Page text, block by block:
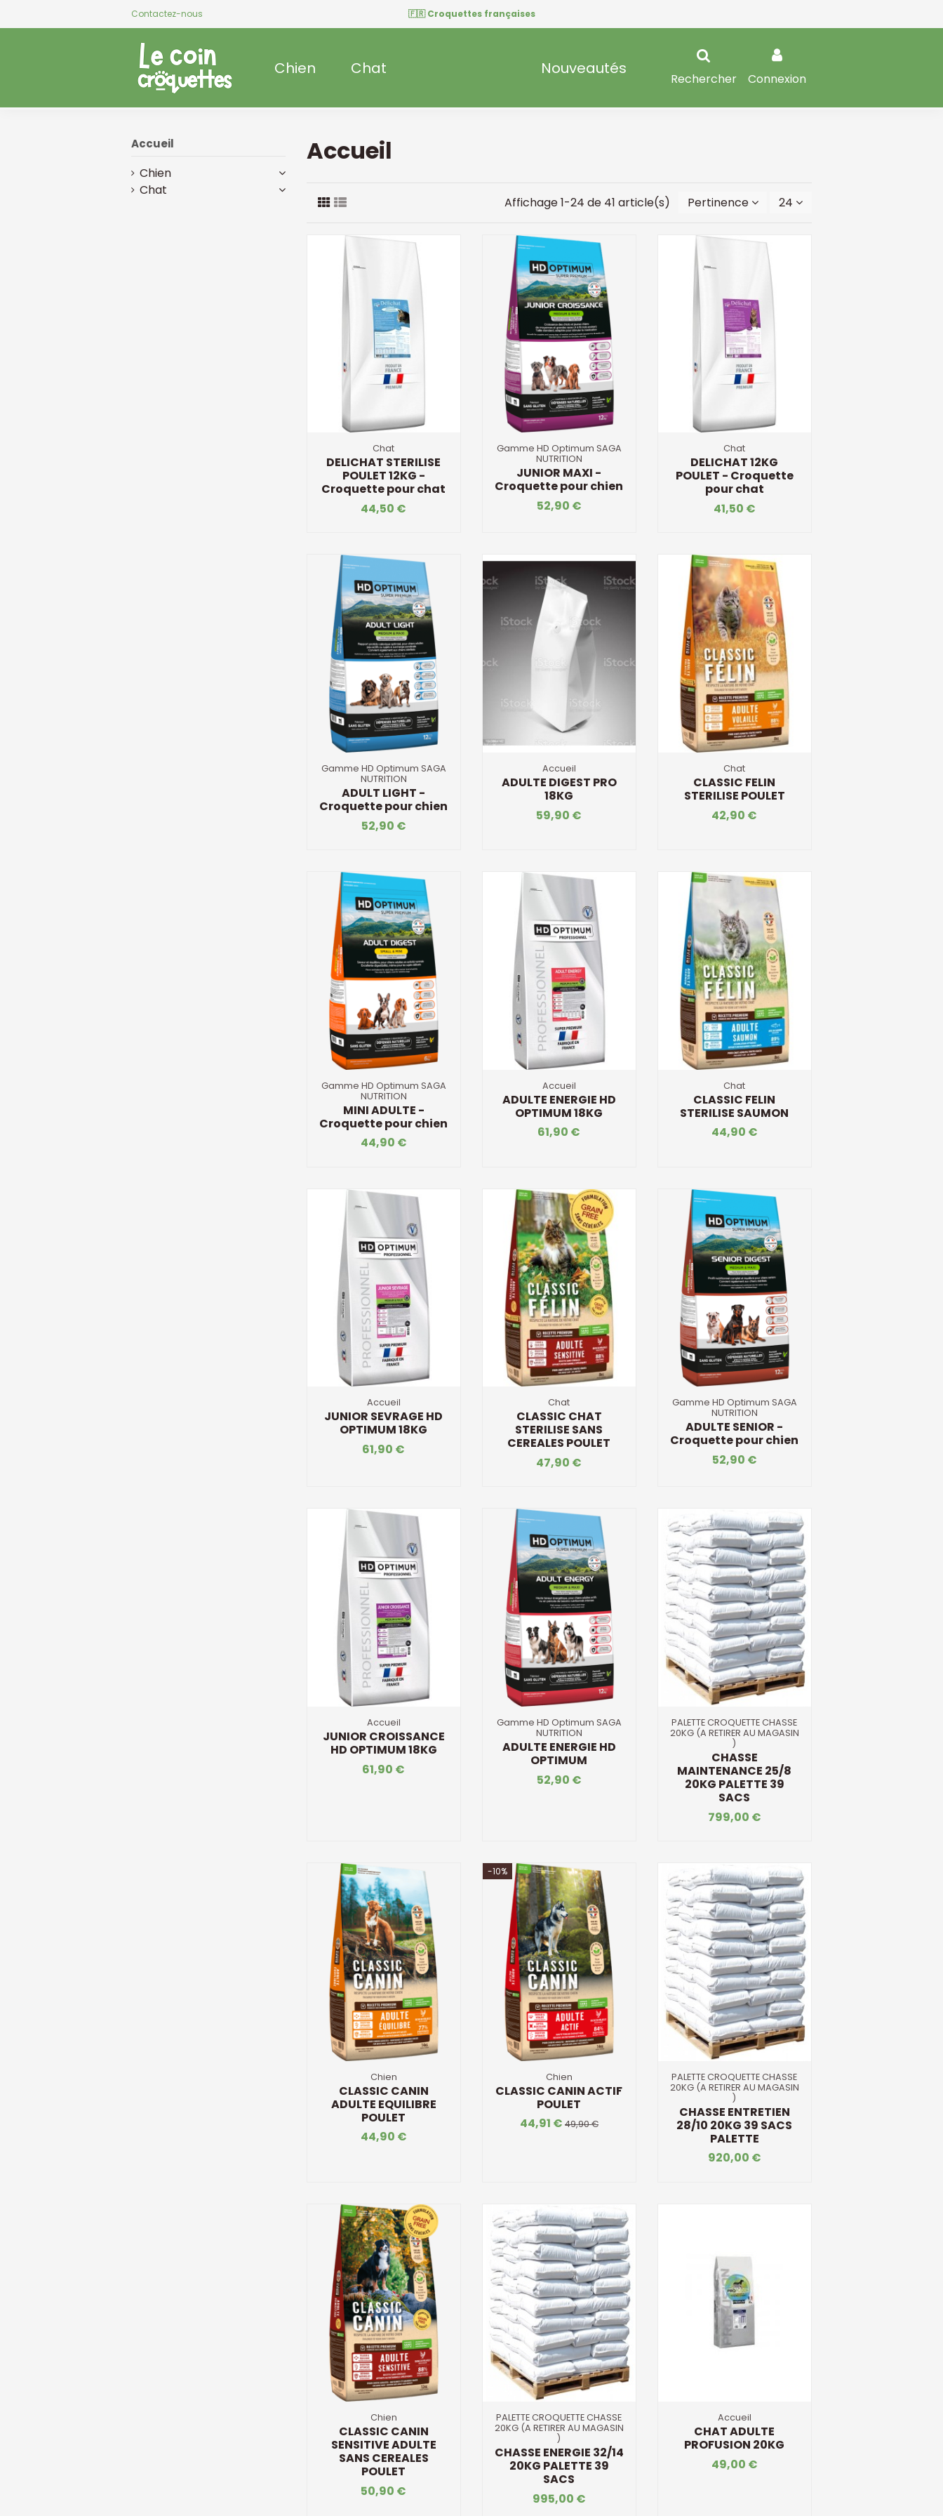
Contactez-nous 🇫🇷 Croquettes françaises
Chien Chat Nouveautés
Rechercher Connexion
Accueil
Affichage 1-24 de 41 article(s) Pertinence 24
Chat
DELICHAT STERILISE
POULET 12KG -
Croquette pour chat
44,50 €
Gamme HD Optimum SAGA
NUTRITION
JUNIOR MAXI -
Croquette pour chien
52,90 €
Chat
DELICHAT 12KG
POULET - Croquette
pour chat
41,50 €
Gamme HD Optimum SAGA
NUTRITION
ADULT LIGHT -
Croquette pour chien
52,90 €
Accueil
ADULTE DIGEST PRO
18KG
59,90 €
Chat
CLASSIC FELIN
STERILISE POULET
42,90 €
Gamme HD Optimum SAGA
NUTRITION
MINI ADULTE -
Croquette pour chien
44,90 €
Accueil
ADULTE ENERGIE HD
OPTIMUM 18KG
61,90 €
Chat
CLASSIC FELIN
STERILISE SAUMON
44,90 €
Accueil
JUNIOR SEVRAGE HD
OPTIMUM 18KG
61,90 €
Chat
CLASSIC CHAT
STERILISE SANS
CEREALES POULET
47,90 €
Gamme HD Optimum SAGA
NUTRITION
ADULTE SENIOR -
Croquette pour chien
52,90 €
Accueil
JUNIOR CROISSANCE
HD OPTIMUM 18KG
61,90 €
Gamme HD Optimum SAGA
NUTRITION
ADULTE ENERGIE HD
OPTIMUM
52,90 €
PALETTE CROQUETTE CHASSE
20KG (A RETIRER AU MAGASIN
)
CHASSE
MAINTENANCE 25/8
20KG PALETTE 39
SACS
799,00 €
Chien
CLASSIC CANIN
ADULTE EQUILIBRE
POULET
44,90 €
-10%
Chien
CLASSIC CANIN ACTIF
POULET
44,91 € 49,90 €
PALETTE CROQUETTE CHASSE
20KG (A RETIRER AU MAGASIN
)
CHASSE ENTRETIEN
28/10 20KG 39 SACS
PALETTE
920,00 €
Chien
CLASSIC CANIN
SENSITIVE ADULTE
SANS CEREALES
POULET
50,90 €
PALETTE CROQUETTE CHASSE
20KG (A RETIRER AU MAGASIN
)
CHASSE ENERGIE 32/14
20KG PALETTE 39
SACS
995,00 €
Accueil
CHAT ADULTE
PROFUSION 20KG
49,00 €
Accueil
Chien
Chat